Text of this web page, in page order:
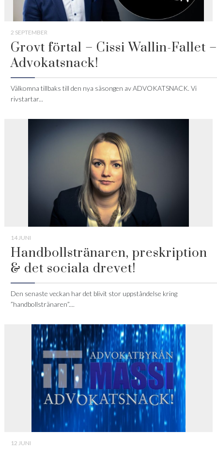
2 SEPTEMBER
Grovt förtal – Cissi Wallin-Fallet –
Advokatsnack!
Välkomna tillbaks till den nya säsongen av ADVOKATSNACK. Vi
rivstartar...
14 JUNI
Handbollstränaren, preskription
& det sociala drevet!
Den senaste veckan har det blivit stor uppståndelse kring
”handbollstränaren”....
12 JUNI